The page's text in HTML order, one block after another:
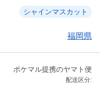
シャインマスカット
福岡県
ポケマル提携のヤマト便
配送区分: